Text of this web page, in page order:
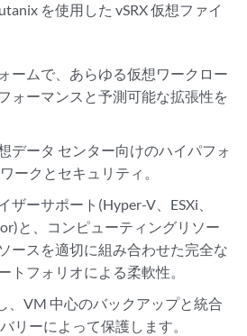
を使用した vSRX 仮想ファイ
ームで、あらゆる仮想ワークロー
ォーマンスと予測可能な拡張性を
データ センター向けのハイパフォ
ークとセキュリティ。
ザーサポート(Hyper-V、ESXi、
と、コンピューティングリソー
ースを適切に組み合わせた完全な
トフォリオによる柔軟性。
、VM 中心のバックアップと統合
リーによって保護します。